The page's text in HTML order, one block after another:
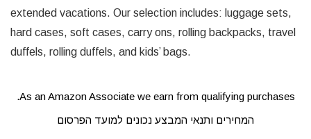
extended vacations. Our selection includes: luggage sets,
hard cases, soft cases, carry ons, rolling backpacks, travel
duffels, rolling duffels, and kids’ bags.
As an Amazon Associate we earn from qualifying purchases.
המחירים ותנאי המבצע נכונים למועד הפרסום